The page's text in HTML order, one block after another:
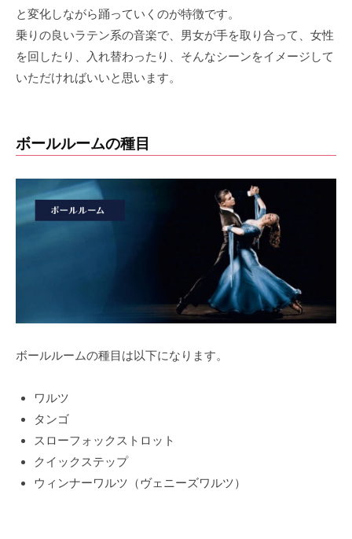
ダ
ン
ス
類
6
jbdf-
と変化しながら踊っていくのが特徴です。
乗りの良いラテン系の音楽で、男女が手を取り合って、女性
を回したり、入れ替わったり、そんなシーンをイメージして
いただければいいと思います。
ボールルームの種目
ボールルームの種目は以下になります。
ワルツ
タンゴ
スローフォックストロット
クイックステップ
ウィンナーワルツ（ヴェニーズワルツ）